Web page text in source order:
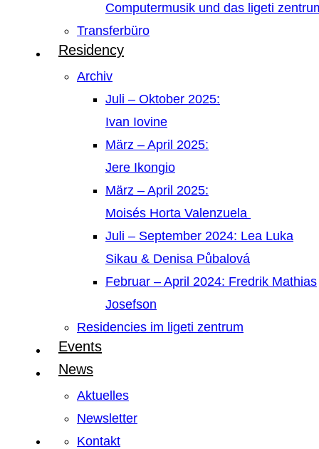
Computermusik und das ligeti
Transferbüro
Residency
Archiv
Juli – Oktober 2025:
Ivan Iovine
März – April 2025:
Jere Ikongio
März – April 2025:
Moisés Horta Valenzuela
Juli – September 2024: Lea Luka
Sikau & Denisa Půbalová
Februar – April 2024: Fredrik Mathias
Josefson
Residencies im ligeti zentrum
Events
News
Aktuelles
Newsletter
Kontakt